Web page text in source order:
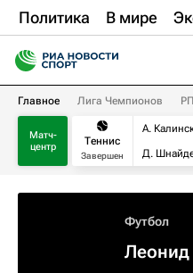
Политика В мире
Главное Лига Чемпионов
Матч-
центр
Теннис
Завершен
А.
Д.
Футбол